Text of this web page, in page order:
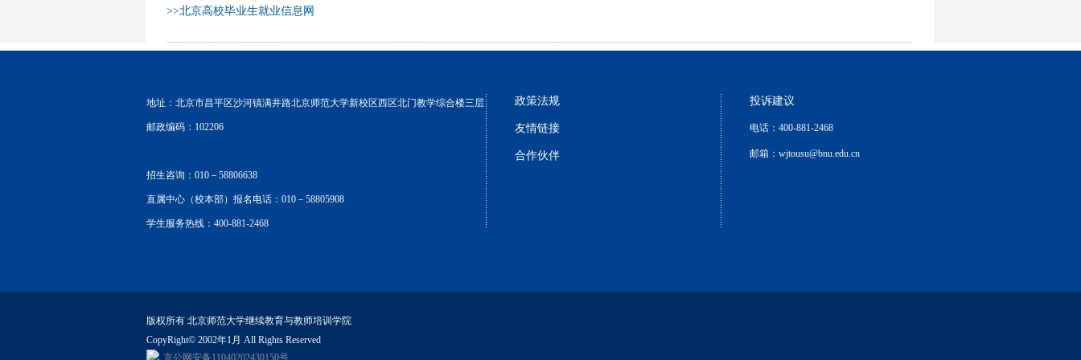
>>北京高校毕业生就业信息网
地址：北京市昌平区沙河镇满井路北京师范大学新校区西区北门教学综合楼三层
邮政编码：102206
招生咨询：010－58806638
直属中心（校本部）报名电话：010－58805908
学生服务热线：400-881-2468
政策法规
友情链接
合作伙伴
投诉建议
电话：400-881-2468
邮箱：wjtousu@bnu.edu.cn
版权所有 北京师范大学继续教育与教师培训学院
CopyRight© 2002年1月 All Rights Reserved
京公网安备11040202430150号